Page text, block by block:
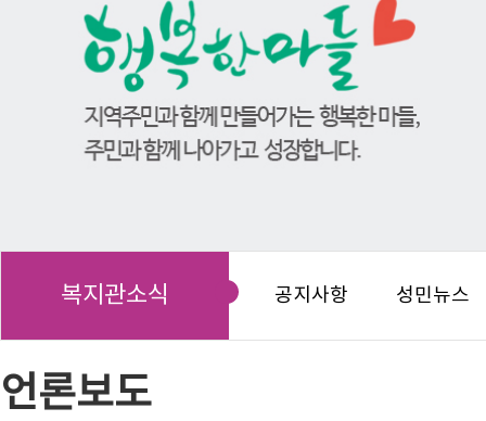
복지관소식 공지사항 성민뉴스
언론보도